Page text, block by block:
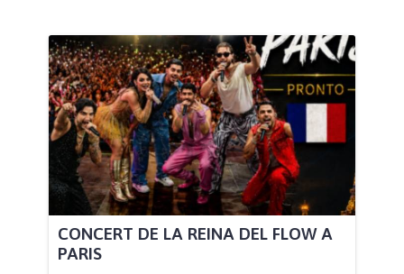
CONCERT DE LA REINA DEL FLOW A
PARIS